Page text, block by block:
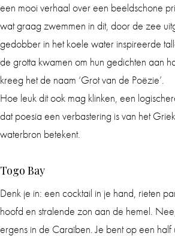
een mooi verhaal over een beeldschone
wat graag zwemmen in dit, door de zee
gedobber in het koele water inspireerde
de grotta kwamen om hun gedichten aan
kreeg het de naam ‘Grot van de Poëzie’.
Hoe leuk dit ook mag klinken, een
dat poesia een verbastering is van het
waterbron betekent.
Togo Bay
Denk je in: een cocktail in je hand, rieten
hoofd en stralende zon aan de hemel.
ergens in de Caraïben. Je bent op een half